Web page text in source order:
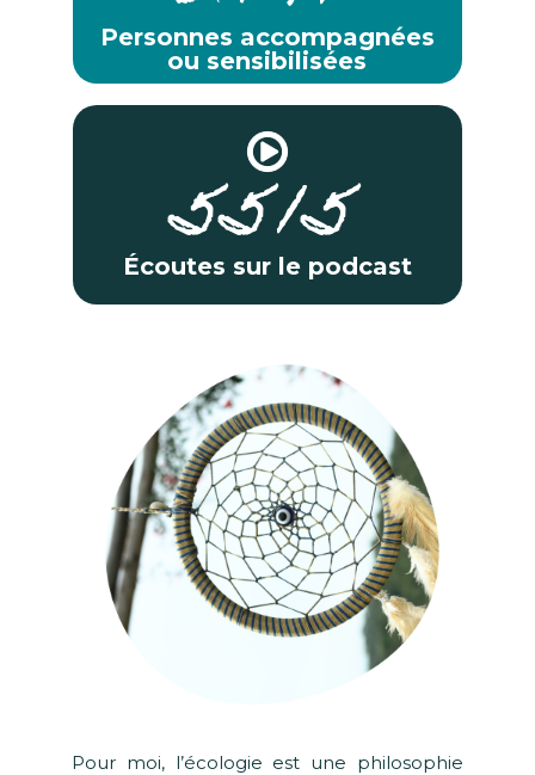
Personnes accompagnées
ou sensibilisées
5515
Écoutes sur le podcast
Pour moi, l’écologie est une philosophie